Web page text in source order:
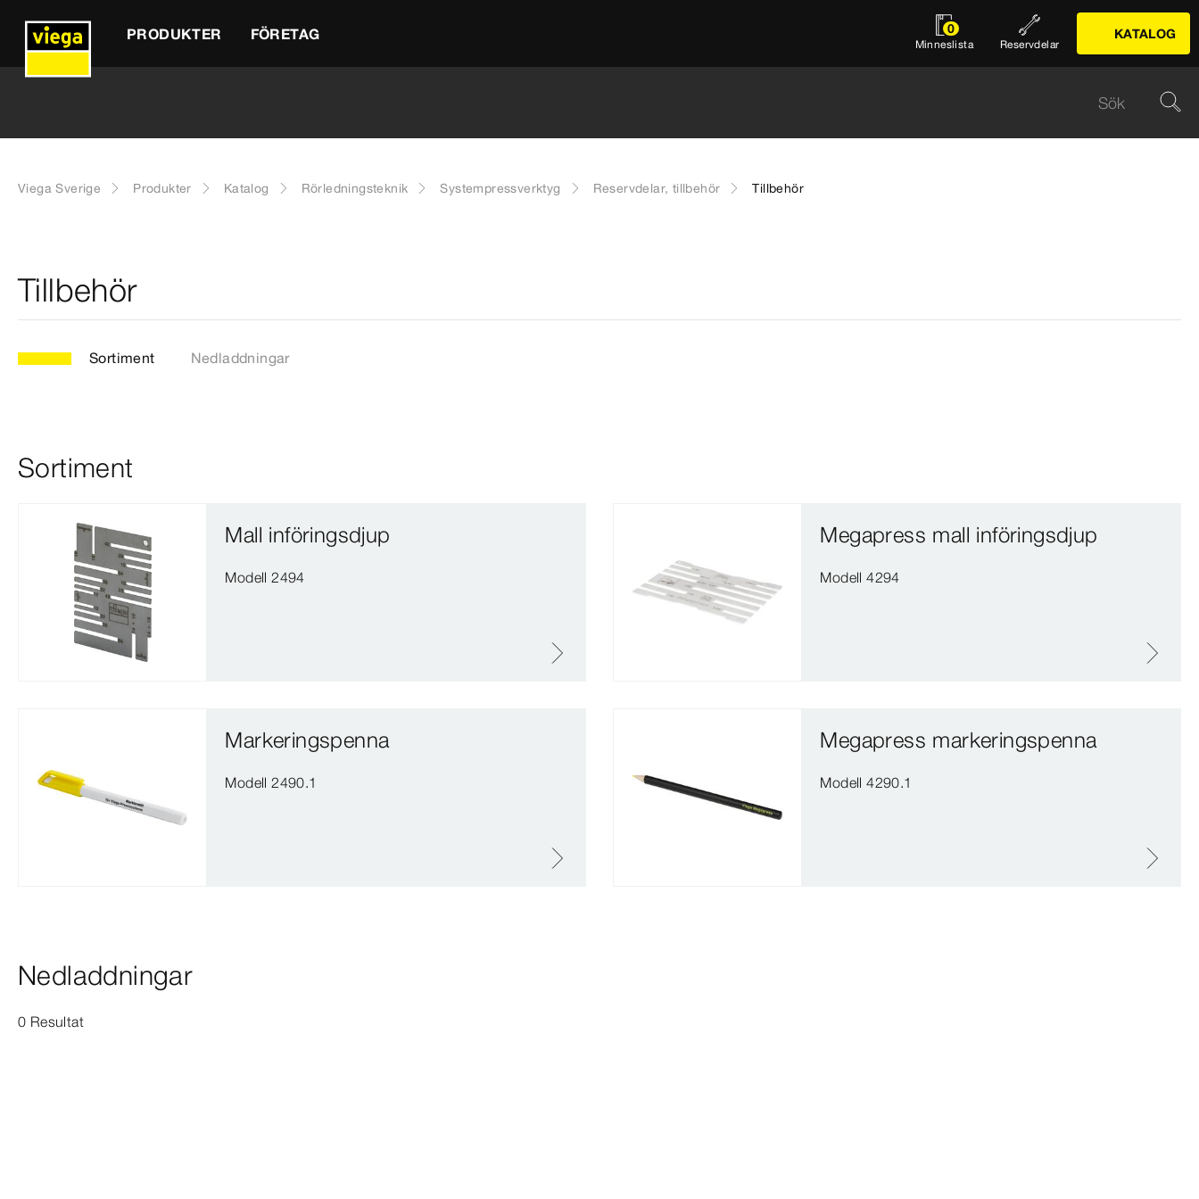
PRODUKTER FÖRETAG 0
Minneslista Reservdelar
KATALOG
Viega Sverige Produkter Katalog Rörledningsteknik Systempressverktyg Reservdelar, tillbehör Tillbehör
Tillbehör
Sortiment Nedladdningar
Sortiment
Mall införingsdjup
Modell 2494
Megapress mall införingsdjup
Modell 4294
Markeringspenna
Modell 2490.1
Megapress markeringspenna
Modell 4290.1
Nedladdningar
0 Resultat